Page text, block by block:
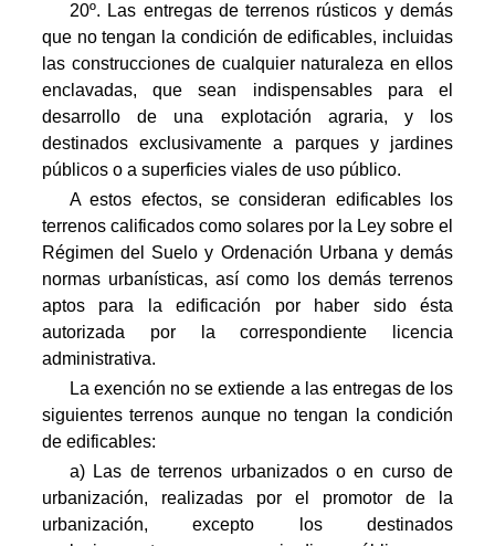
20º. Las entregas de terrenos rústicos y demás
que no tengan la condición de edificables, incluidas
las construcciones de cualquier naturaleza en ellos
enclavadas, que sean indispensables para el
desarrollo de una explotación agraria, y los
destinados exclusivamente a parques y jardines
públicos o a superficies viales de uso público.
A estos efectos, se consideran edificables los
terrenos calificados como solares por la Ley sobre el
Régimen del Suelo y Ordenación Urbana y demás
normas urbanísticas, así como los demás terrenos
aptos para la edificación por haber sido ésta
autorizada por la correspondiente licencia
administrativa.
La exención no se extiende a las entregas de los
siguientes terrenos aunque no tengan la condición
de edificables:
a) Las de terrenos urbanizados o en curso de
urbanización, realizadas por el promotor de la
urbanización, excepto los destinados